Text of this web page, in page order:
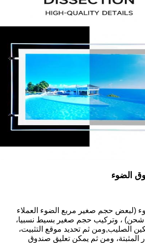
الضوء
(لبعض حجم صغير مربع الضوء العملاء
شحن) ، وتركيب حجم صغير بسيط نسبيا،
الصليب,ومن ثم تحديد موقع التثبيت،
المثبتة، ومن ثم يمكن تعليق صندوق